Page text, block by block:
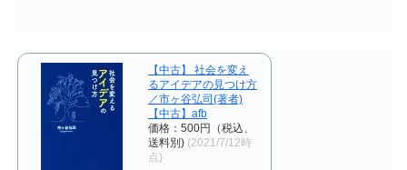
【中古】 社会を変え
るアイデアの見つけ方
／市ヶ谷弘司(著者)
【中古】afb
価格：500円（税込、
送料別) (2021/7/12時
点)